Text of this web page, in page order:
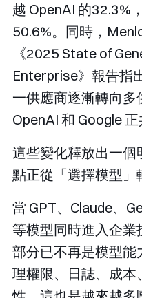
越 OpenAI 的32.3%
50.6%。同時，
《2025 State of
Enterprise》報告指
一供應商逐漸轉向多
OpenAI 和 Google
這些變化釋放出一
點正從「選擇模型」
當 GPT、Claude、
等模型同時進入企
部分已不再是模型
理權限、日誌、成